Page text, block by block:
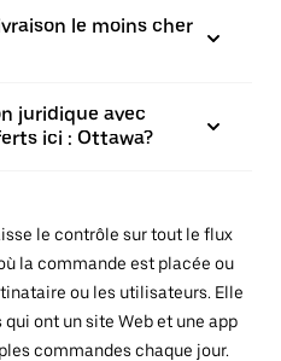
le moins cher
juridique avec
ici : Ottawa?
le contrôle sur tout le flux
la commande est placée ou
ou les utilisateurs. Elle
ont un site Web et une app
commandes chaque jour.